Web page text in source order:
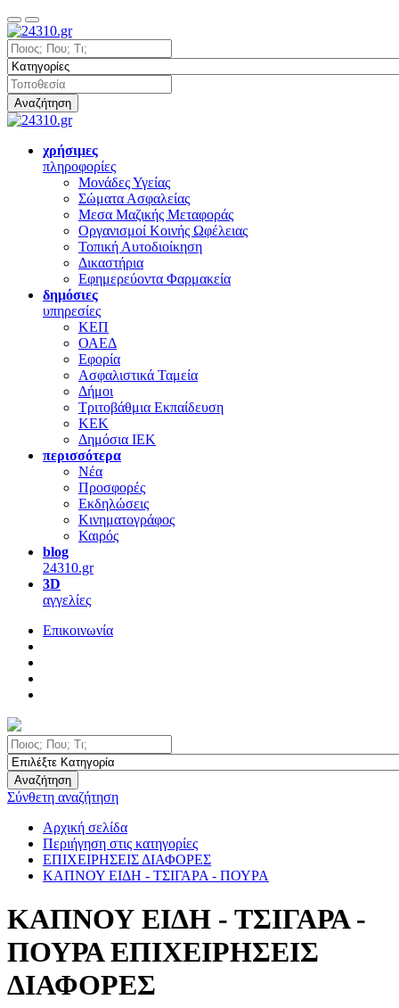
Αναζήτηση
χρήσιμες
πληροφορίες
Μονάδες Υγείας
Σώματα Ασφαλείας
Μεσα Μαζικής Μεταφοράς
Οργανισμοί Κοινής Ωφέλειας
Τοπική Αυτοδιοίκηση
Δικαστήρια
Εφημερεύοντα Φαρμακεία
δημόσιες
υπηρεσίες
ΚΕΠ
ΟΑΕΔ
Εφορία
Ασφαλιστικά Ταμεία
Δήμοι
Τριτοβάθμια Εκπαίδευση
ΚΕΚ
Δημόσια ΙΕΚ
περισσότερα
Νέα
Προσφορές
Εκδηλώσεις
Κινηματογράφος
Καιρός
blog
24310.gr
3D
αγγελίες
Επικοινωνία
Αναζήτηση
Σύνθετη αναζήτηση
Αρχική σελίδα
Περιήγηση στις κατηγορίες
ΕΠΙΧΕΙΡΗΣΕΙΣ ΔΙΑΦΟΡΕΣ
ΚΑΠΝΟΥ ΕΙΔΗ - ΤΣΙΓΑΡΑ - ΠΟΥΡΑ
ΚΑΠΝΟΥ ΕΙΔΗ - ΤΣΙΓΑΡΑ -
ΠΟΥΡΑ ΕΠΙΧΕΙΡΗΣΕΙΣ
ΔΙΑΦΟΡΕΣ